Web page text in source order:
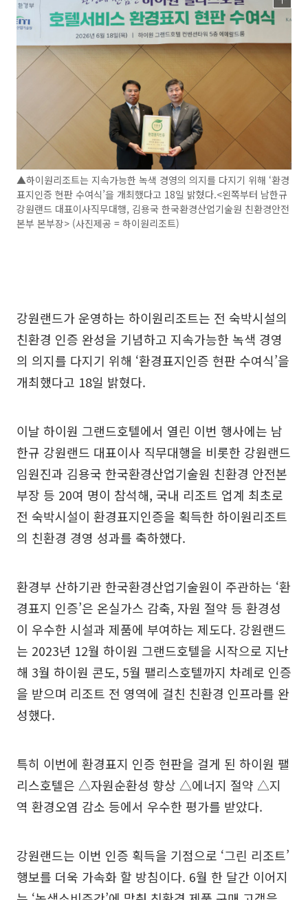
▲하이원리조트는 지속가능한 녹색 경영의 의지를 다지기 위해 ‘환경
표지인증 현판 수여식’을 개최했다고 18일 밝혔다.<왼쪽부터 남한규
강원랜드 대표이사직무대행, 김용국 한국환경산업기술원 친환경안전
본부 본부장> (사진제공 = 하이원리조트)
강원랜드가 운영하는 하이원리조트는 전 숙박시설의
친환경 인증 완성을 기념하고 지속가능한 녹색 경영
의 의지를 다지기 위해 ‘환경표지인증 현판 수여식’을
개최했다고 18일 밝혔다.
이날 하이원 그랜드호텔에서 열린 이번 행사에는 남
한규 강원랜드 대표이사 직무대행을 비롯한 강원랜드
임원진과 김용국 한국환경산업기술원 친환경 안전본
부장 등 20여 명이 참석해, 국내 리조트 업계 최초로
전 숙박시설이 환경표지인증을 획득한 하이원리조트
의 친환경 경영 성과를 축하했다.
환경부 산하기관 한국환경산업기술원이 주관하는 ‘환
경표지 인증’은 온실가스 감축, 자원 절약 등 환경성
이 우수한 시설과 제품에 부여하는 제도다. 강원랜드
는 2023년 12월 하이원 그랜드호텔을 시작으로 지난
해 3월 하이원 콘도, 5월 팰리스호텔까지 차례로 인증
을 받으며 리조트 전 영역에 걸친 친환경 인프라를 완
성했다.
특히 이번에 환경표지 인증 현판을 걸게 된 하이원 팰
리스호텔은 △자원순환성 향상 △에너지 절약 △지
역 환경오염 감소 등에서 우수한 평가를 받았다.
강원랜드는 이번 인증 획득을 기점으로 ‘그린 리조트’
행보를 더욱 가속화 할 방침이다. 6월 한 달간 이어지